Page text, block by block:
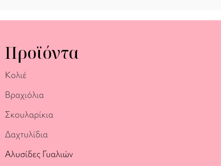
Προϊόντα
Κολιέ
Βραχιόλια
Σκουλαρίκια
Δαχτυλίδια
Αλυσίδες Γυαλιών